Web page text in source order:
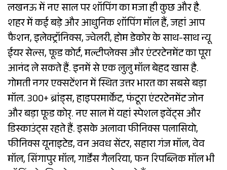
लखनऊ में नए साल पर शॉपिंग का मजा ही कुछ और है.
शहर में कई बड़े और आधुनिक शॉपिंग मॉल हैं, जहां आप
फैशन, इलेक्ट्रॉनिक्स, ज्वेलरी, होम डेकोर के साथ-साथ न्यू
ईयर सेल्स, फूड कोर्ट, मल्टीप्लेक्स और एंटरटेनमेंट का पूरा
आनंद ले सकते हैं. इनमें से एक लुलु मॉल बेहद खास है.
गोमती नगर एक्सटेंशन में स्थित उत्तर भारत का सबसे बड़ा
मॉल. 300+ ब्रांड्स, हाइपरमार्केट, फंटूरा एंटरटेनमेंट जोन
और बड़ा फूड कोर्. नए साल में यहां स्पेशल इवेंट्स और
डिस्काउंट्स रहते हैं. इसके अलावा फीनिक्स पलासियो,
फीनिक्स यूनाइटेड, वन अवध सेंटर, सहारा गंज मॉल, वेव
मॉल, सिंगापुर मॉल, गार्डेंस गैलरिया, फन रिपब्लिक मॉल भी